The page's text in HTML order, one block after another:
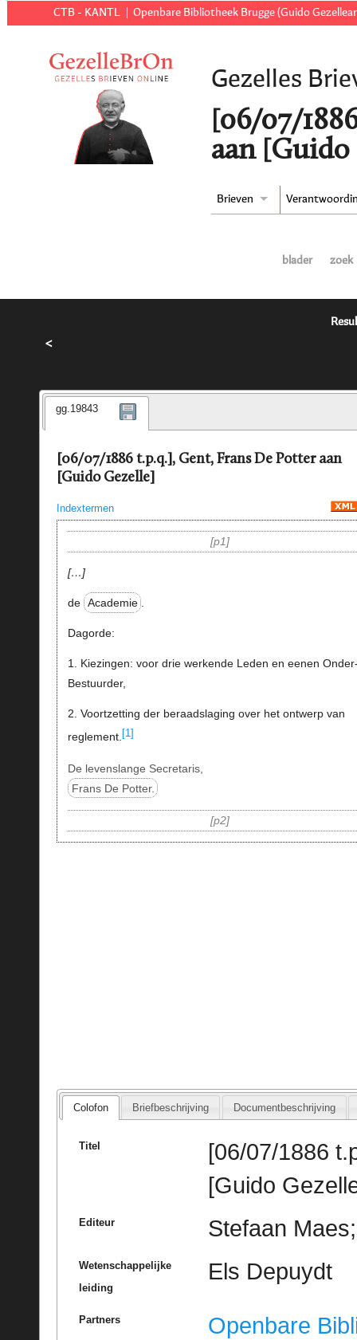
CTB - KANTL Openbare Bibliotheek Brugge (Guido
Gezelles
[06/07/
aan [Guido
Brieven
blader zoek
<
gg.19843
[06/07/1886 t.p.q.], Gent, Frans De Potter aan
[Guido Gezelle]
Indextermen
p1
…
de Academie
Dagorde:
1. Kiezingen: voor drie werkende Leden en eenen
Bestuurder,
2. Voortzetting der beraadslaging over het ontwerp van
reglement. [1]
De levenslange Secretaris,
Frans De Potter.
p2
Colofon Briefbeschrijving Documentbeschrijving
Titel
[06/07/1886
[Guido
Editeur Stefaan
Wetenschappelijke
leiding
Els Depuydt
Partners
Openbare